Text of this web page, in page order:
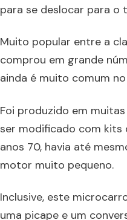
para se deslocar para o
Muito popular entre a
comprou em grande
ainda é muito comum
Foi produzido em
ser modificado com kits
anos 70, havia até
motor muito pequeno.
Inclusive, este
uma picape e um